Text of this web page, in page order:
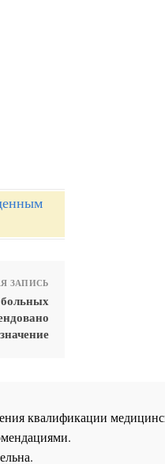
ЗАПИСЬ
квалификации